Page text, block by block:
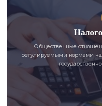
Общественные
регулируемыми нормами